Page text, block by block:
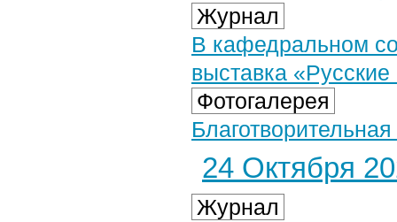
Журнал
В кафедральном
выставка
Фотогалерея
24 Октября
Журнал